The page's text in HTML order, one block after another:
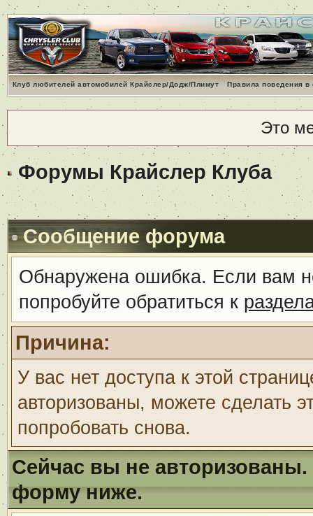
Клуб любителей автомобилей Крайслер/Додж/Плимут Правила поведения
Это
Форумы Крайслер Клуба
Сообщение форума
Обнаружена ошибка. Если вам
попробуйте обратиться к
Причина:
У вас нет доступа к этой
авторизованы, можете сделать
попробовать снова.
Сейчас вы не авторизованы.
форму ниже.